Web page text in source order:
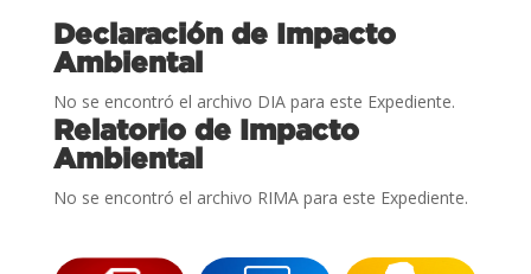
Declaración de Impacto
Ambiental
No se encontró el archivo DIA para este Expediente.
Relatorio de Impacto
Ambiental
No se encontró el archivo RIMA para este Expediente.